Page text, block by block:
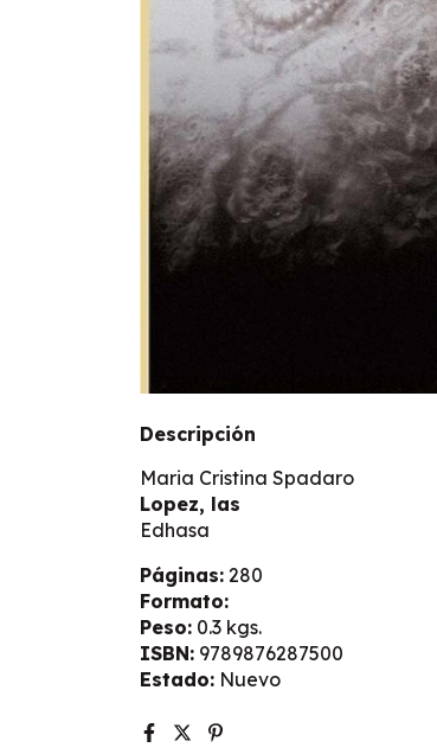
Descripción
Maria Cristina Spadaro
Lopez, las
Edhasa
Páginas: 280
Formato:
Peso: 0.3 kgs.
ISBN: 9789876287500
Estado: Nuevo